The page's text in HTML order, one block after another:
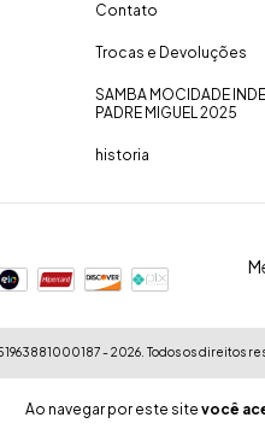
Ao navegar por este site você
Contato
Trocas e Devoluções
SAMBA MOCIDADE
PADRE MIGUEL 2025
historia
- 2026. Todos os direitos